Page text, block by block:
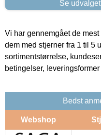
Se
Vi har gennemgået de
dem med stjerner fra 1 til 5
sortimentstørrelse,
betingelser,
Bedst
Webshop